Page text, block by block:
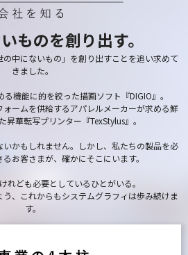
ものを創り出す。
中にないもの」を創り出すことを追い求めて
きました。
機能に的を絞った描画ソフト『DIGIO』。
ームを供給するアパレルメーカーが求める鮮
昇華転写プリンター『TexStylus』。
かもしれません。しかし、私たちの製品を必
お客さまが、確かにそこにいます。
れども必要としているひとがいる。
、これからもシステムグラフィは歩み続けま
す。